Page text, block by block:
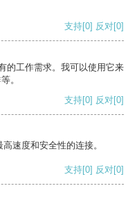
支持[0] 反对[0]
的工作需求。我可以使用它来
。
支持[0] 反对[0]
速度和安全性的连接。
支持[0] 反对[0]